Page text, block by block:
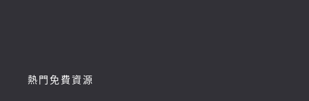
熱門免費資源